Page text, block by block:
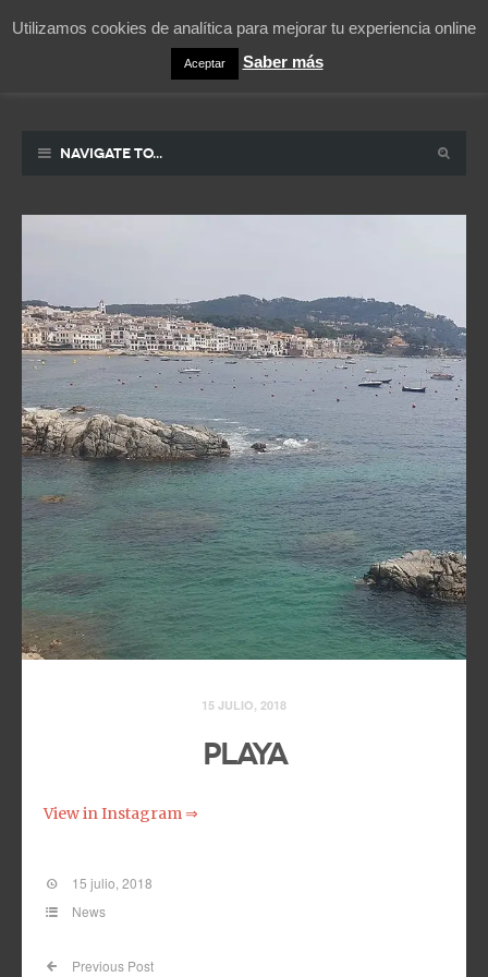
La vida contada en un sueño
Navigate to...
15 JULIO, 2018
Playa
View in Instagram ⇒
15 julio, 2018
News
Previous Post
Utilizamos cookies de analítica para mejorar tu experiencia online
Aceptar Saber más